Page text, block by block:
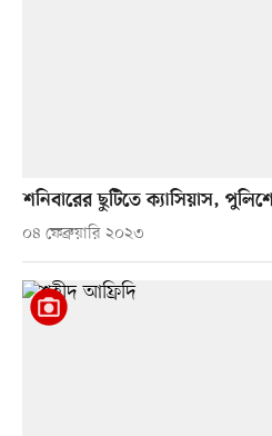
শনিবারের ছুটিতে ক্যাসিয়াস,
০৪ ফেব্রুয়ারি ২০২৩